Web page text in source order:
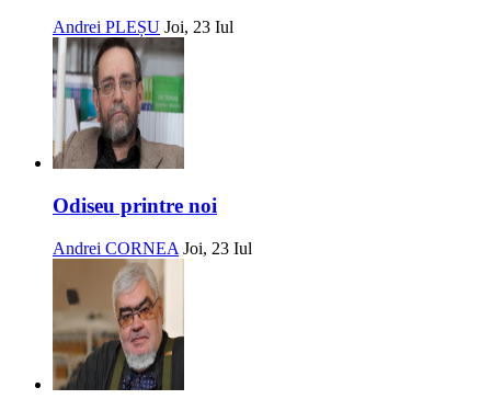
Andrei PLEȘU Joi, 23 Iul
Odiseu printre noi
Andrei CORNEA Joi, 23 Iul